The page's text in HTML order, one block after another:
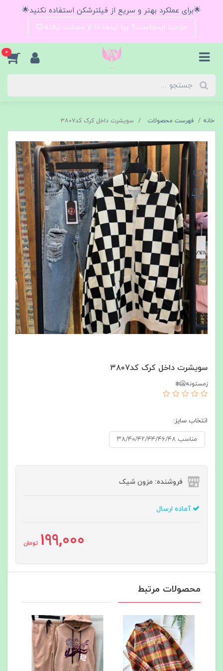
🌟برای عملکرد بهتر و سریع از فیلترشکن استفاده نکنید🌟
حراجیا اینجاست؟ بیا اینجا تا از دستت نرفته😍
0
خانه فهرست محصولات سویشرت داخل کرک کد۳۸۰۷
سویشرت داخل کرک کد۳۸۰۷
زمستونه🥶❄️
انتخاب سایز:
مناسب ۳۸/۴۰/۴۲/۴۴/۴۶/۴۸
فروشنده: مزون شیک
آماده ارسال
199,000 تومان
محصولات مرتبط